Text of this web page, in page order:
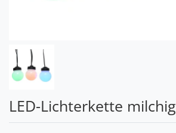
LED-Lichterkette